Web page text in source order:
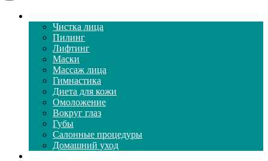
Чистка лица
Пилинг
Лифтинг
Маски
Массаж лица
Гимнастика
Диета для кожи
Омоложение
Вокруг глаз
Губы
Салонные процедуры
Домашний уход